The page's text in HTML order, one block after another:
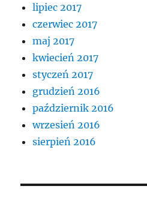
lipiec 2017
czerwiec 2017
maj 2017
kwiecień 2017
styczeń 2017
grudzień 2016
październik 2016
wrzesień 2016
sierpień 2016